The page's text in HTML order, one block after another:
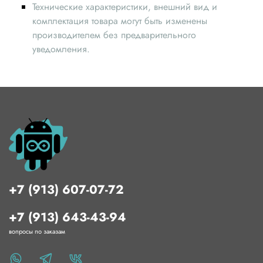
Технические характеристики, внешний вид и
комплектация товара могут быть изменены
производителем без предварительного
уведомления.
+7 (913) 607-07-72
+7 (913) 643-43-94
вопросы по заказам